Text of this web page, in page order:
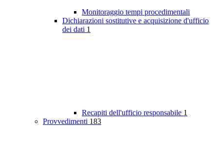
Monitoraggio tempi procedimentali
Dichiarazioni sostitutive e acquisizione d'ufficio
dei dati 1
Recapiti dell'ufficio responsabile 1
Provvedimenti 183